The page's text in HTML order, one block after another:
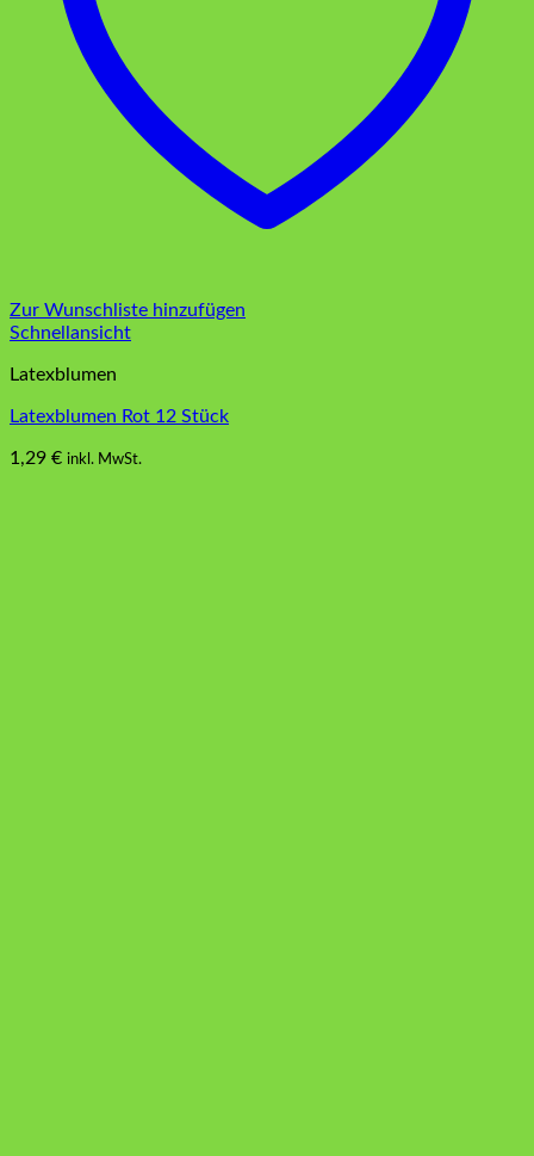
Zur Wunschliste hinzufügen
Schnellansicht
Latexblumen
Latexblumen Rot 12 Stück
1,29 € inkl. MwSt.